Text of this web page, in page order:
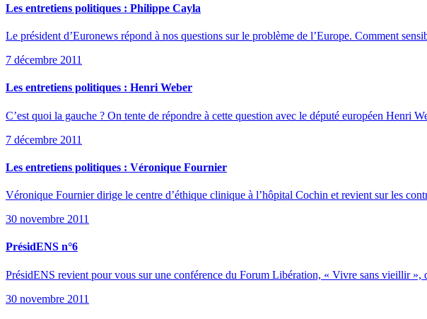
Les entretiens politiques : Philippe Cayla
Le président d’Euronews répond à nos questions sur le problème de l’Europe. Comment
7 décembre 2011
Les entretiens politiques : Henri Weber
C’est quoi la gauche ? On tente de répondre à cette question avec le député européen Henri
7 décembre 2011
Les entretiens politiques : Véronique Fournier
Véronique Fournier dirige le centre d’éthique clinique à l’hôpital Cochin et revient sur les
30 novembre 2011
PrésidENS n°6
PrésidENS revient pour vous sur une conférence du Forum Libération, « Vivre sans vieillir
30 novembre 2011